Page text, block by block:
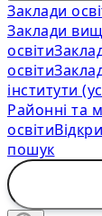
Заклади
Заклади
освіти
освіти
інститути
Районні та
освіти
пошук